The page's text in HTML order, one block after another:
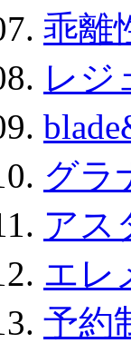
乖離
レジ
グラ
アス
エレ
予約